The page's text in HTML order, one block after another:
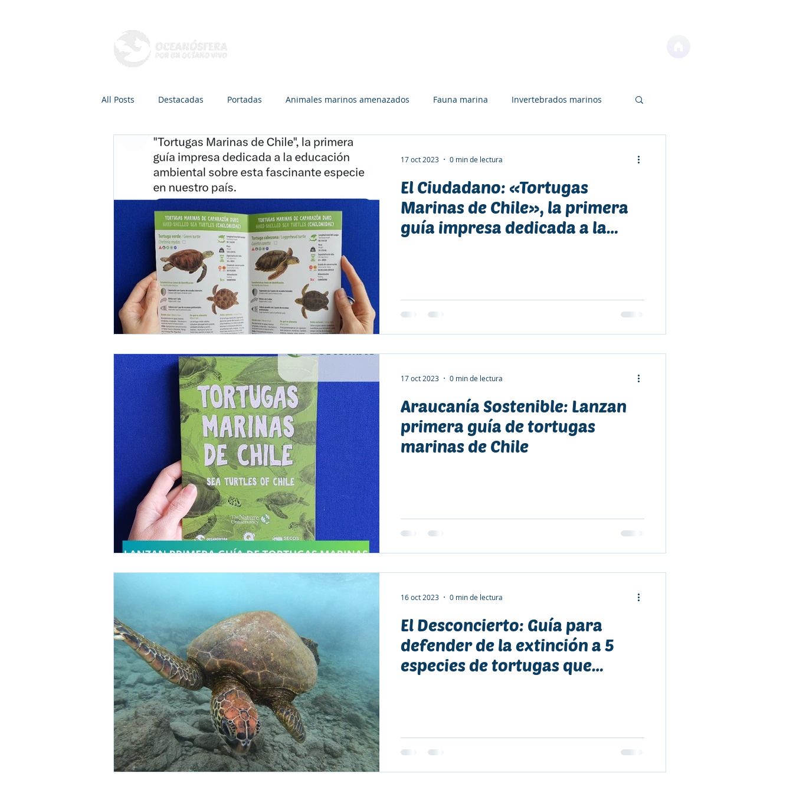
All Posts Destacadas Portadas Animales marinos amenazados Fauna marina Invertebrados marinos
Mamíferos marinos Peces Tiburones, rayas y quimeras
Radio, TV y Podcasts Recreación y deporte Bosques marinos Premios y Reconocimientos Educación
Áreas de conservación Dra. Carolina J. Zagal Colaboración
El Ciudadano: «Tortugas
Marinas de Chile», la primera
guía impresa dedicada a la
17 oct 2023 0 min de lectura
Araucanía Sostenible: Lanzan
primera guía de tortugas
marinas de Chile
17 oct 2023 0 min de lectura
El Desconcierto: Guía para
defender de la extinción a 5
especies de tortugas que
16 oct 2023 0 min de lectura